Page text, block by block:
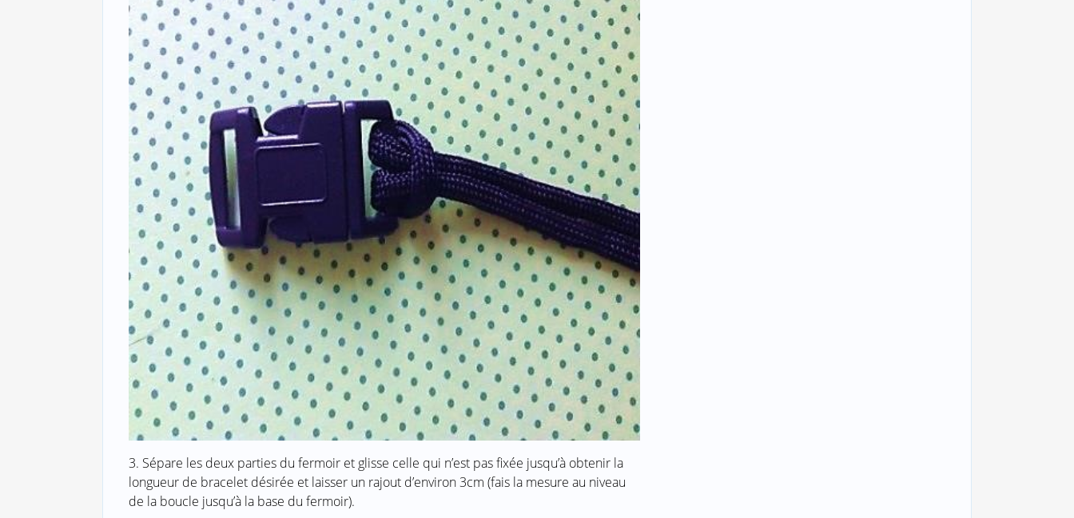
3. Sépare les deux parties du fermoir et glisse celle qui n’est pas fixée jusqu’à obtenir la
longueur de bracelet désirée et laisser un rajout d’environ 3cm (fais la mesure au niveau
de la boucle jusqu’à la base du fermoir).